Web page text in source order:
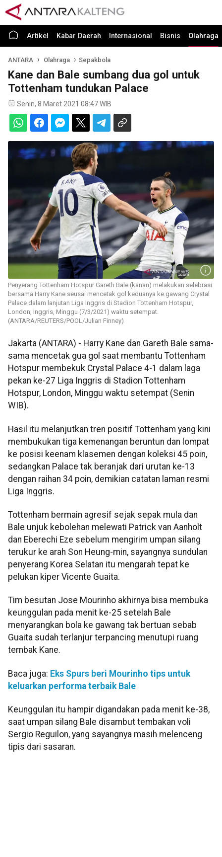
Artikel Kabar Daerah Internasional Bisnis Olahraga
ANTARA Olahraga Sepakbola
Kane dan Bale sumbang dua gol untuk
Tottenham tundukan Palace
Senin, 8 Maret 2021 08:47 WIB
Penyerang Tottenham Hotspur Gareth Bale (kanan) melakukan selebrasi
bersama Harry Kane seusai mencetak gol keduanya ke gawang Crystal
Palace dalam lanjutan Liga Inggris di Stadion Tottenham Hotspur,
London, Inggris, Minggu (7/3/2021) waktu setempat.
(ANTARA/REUTERS/POOL/Julian Finney)
Jakarta (ANTARA) - Harry Kane dan Gareth Bale sama-
sama mencetak gua gol saat membantu Tottenham
Hotspur membekuk Crystal Palace 4-1 dalam laga
pekan ke-27 Liga Inggris di Stadion Tottenham
Hotspur, London, Minggu waktu setempat (Senin
WIB).
Hasil itu melanjutkan tren positif Tottenham yang kini
membukukan tiga kemenangan beruntun dan lompat
ke posisi keenam klasemen dengan koleksi 45 poin,
sedangkan Palace tak beranjak dari urutan ke-13
dengan raihan 34 poin, demikian catatan laman resmi
Liga Inggris.
Tottenham bermain agresif sejak sepak mula dan
Bale unjuk kebolehan melewati Patrick van Aanholt
dan Eberechi Eze sebelum mengirim umpan silang
terukur ke arah Son Heung-min, sayangnya sundulan
penyerang Korea Selatan itu mengarah tepat ke
pelukan kiper Vicente Guaita.
Tim besutan Jose Mourinho akhirnya bisa membuka
keunggulan pada menit ke-25 setelah Bale
menyarangkan bola ke gawang tak bertuan sebab
Guaita sudah terlanjur terpancing menutupi ruang
tembak Kane.
Baca juga: Eks Spurs beri Mourinho tips untuk
keluarkan performa terbaik Bale
Keunggulan itu hampir digandakan pada menit ke-38,
saat umpan silang Bale disambut tembakan voli
Sergio Reguilon, yang sayangnya masih melenceng
tipis dari sasaran.